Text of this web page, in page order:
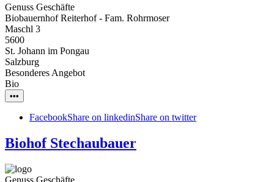
Genuss Geschäfte
Biobauernhof Reiterhof - Fam. Rohrmoser
Maschl 3
5600
St. Johann im Pongau
Salzburg
Besonderes Angebot
Bio
•••
FacebookShare on linkedinShare on twitter
Biohof Stechaubauer
Genuss Geschäfte